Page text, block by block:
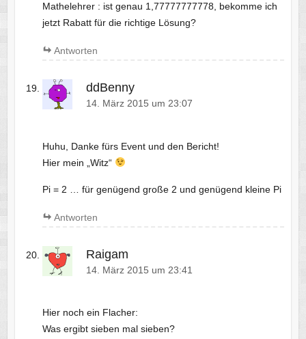
Mathelehrer : ist genau 1,77777777778, bekomme ich
jetzt Rabatt für die richtige Lösung?
Antworten
ddBenny
14. März 2015 um 23:07
Huhu, Danke fürs Event und den Bericht!
Hier mein „Witz“
Pi = 2 … für genügend große 2 und genügend kleine Pi
Antworten
Raigam
14. März 2015 um 23:41
Hier noch ein Flacher:
Was ergibt sieben mal sieben?